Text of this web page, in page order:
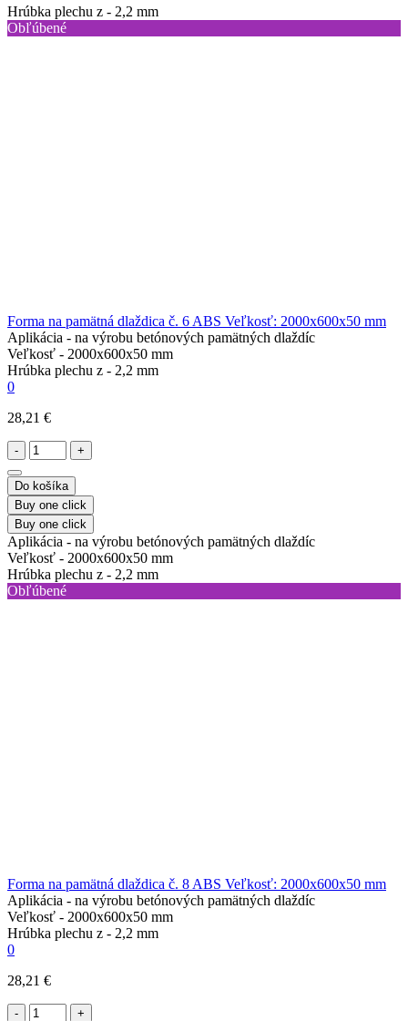
Hrúbka plechu z - 2,2 mm
Obľúbené
Forma na pamätná dlaždica č. 6 ABS Veľkosť: 2000x600x50 mm
Aplikácia - na výrobu betónových pamätných dlaždíc
Veľkosť - 2000x600x50 mm
Hrúbka plechu z - 2,2 mm
0
28,21 €
- +
Do košíka
Buy one click
Buy one click
Aplikácia - na výrobu betónových pamätných dlaždíc
Veľkosť - 2000x600x50 mm
Hrúbka plechu z - 2,2 mm
Obľúbené
Forma na pamätná dlaždica č. 8 ABS Veľkosť: 2000x600x50 mm
Aplikácia - na výrobu betónových pamätných dlaždíc
Veľkosť - 2000x600x50 mm
Hrúbka plechu z - 2,2 mm
0
28,21 €
- +